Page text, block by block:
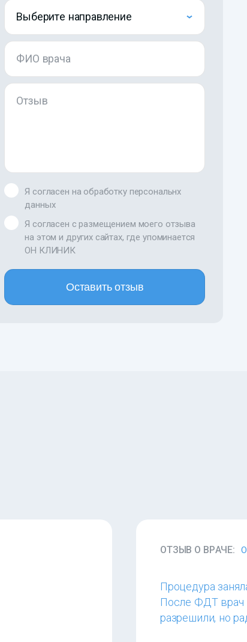
Выберите направление
ФИО врача
Отзыв
Я согласен на обработку персональнх
данных
Я согласен с размещением моего отзыва
на этом и других сайтах, где упоминается
ОН КЛИНИК
Оставить отзыв
ОТЗЫВ О ВРАЧЕ:
Процедура
После ФДТ врач
разрешили, но